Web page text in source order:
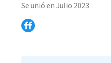
Se unió en Julio 2023